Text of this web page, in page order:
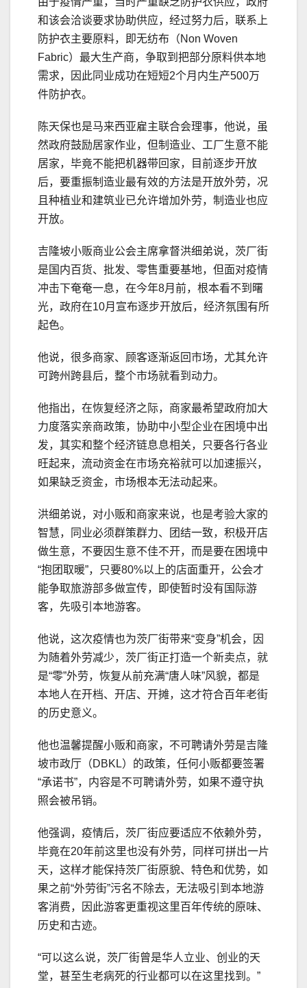
和该会洽谈要求协助供应，经过努力后，联系上
防护衣主要原料，即无纺布（Non Woven
Fabric）最大生产商，争取到把部分原料供本地
需求，因此同业成功在短短2个月内生产500万
件防护衣。
陈天保也是马来西亚雇主联合会理事，他说，虽
然政府鼓励居家作业，但制造业、工厂生意不能
居家，毕竟不能把机器带回家，目前逐步开放
后，要重振制造业最有效的方法是开放外劳，况
且种植业和建筑业已允许增加外劳，制造业也应
开放。
吉隆坡小贩商业公会主席拿督洪细弟说，茨厂街
是国内百货、批发、零售重要基地，但面对疫情
冲击下奄奄一息，在今年8月前，根本看不到曙
光，政府在10月宣布逐步开放后，经济氛围有所
起色。
他说，很多商家、顾客逐渐返回市场，尤其允许
可跨州跨县后，整个市场就看到动力。
他指出，在恢复经济之际，商家最希望政府加大
力度落实亲商政策，协助中小型企业在困境中出
发，其实和整个经济链息息相关，只要各行各业
旺起来，流动资金在市场充裕就可以加速振兴，
如果缺乏资金，市场根本无法动起来。
洪细弟说，对小贩和商家来说，也是考验大家的
智慧，同业必须群策群力、团结一致，积极开店
做生意，不要因生意不佳不开，而是要在困境中
“抱团取暖”，只要80%以上的店面重开，公会才
能争取旅游部多做宣传，即使暂时没有国际游
客，先吸引本地游客。
他说，这次疫情也为茨厂街带来“变身”机会，因
为随着外劳减少，茨厂街正打造一个新卖点，就
是“零”外劳，恢复从前充满“唐人味”风貌，都是
本地人在开档、开店、开摊，这才符合百年老街
的历史意义。
他也温馨提醒小贩和商家，不可聘请外劳是吉隆
坡市政厅（DBKL）的政策，任何小贩都要签署
“承诺书”，内容是不可聘请外劳，如果不遵守执
照会被吊销。
他强调，疫情后，茨厂街应要适应不依赖外劳，
毕竟在20年前这里也没有外劳，同样可拼出一片
天，这样才能保持茨厂街原貌、特色和优势，如
果之前“外劳街”污名不除去，无法吸引到本地游
客消费，因此游客更重视这里百年传统的原味、
历史和古迹。
“可以这么说，茨厂街曾是华人立业、创业的天
堂，甚至生老病死的行业都可以在这里找到。”